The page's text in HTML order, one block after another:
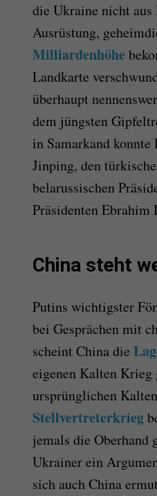
die Ukraine nicht
Ausrüstung,
Milliardenhöhe
Landkarte
überhaupt
dem jüngsten
in Samarkand
Jinping, den
belarussischen
Präsidenten Ebrahim
China steht
Putins wichtigster
bei Gesprächen mit
scheint China die
eigenen Kalten Krieg
ursprünglichen
Stellvertreterkrieg
jemals die Oberhand
Ukrainer ein
sich auch China